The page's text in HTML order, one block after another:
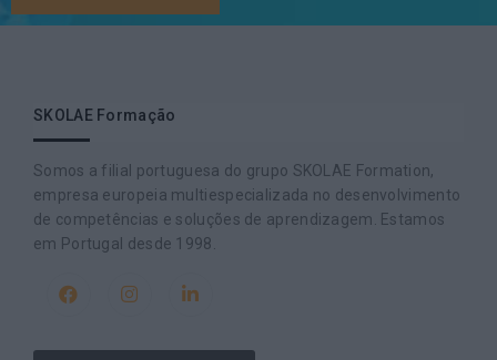
SKOLAE Formação
Somos a filial portuguesa do grupo SKOLAE Formation,
empresa europeia multiespecializada no desenvolvimento
de competências e soluções de aprendizagem. Estamos
em Portugal desde 1998.